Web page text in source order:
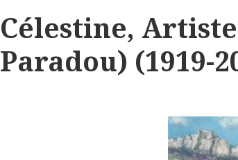
Célestine,
Paradou) (1919-